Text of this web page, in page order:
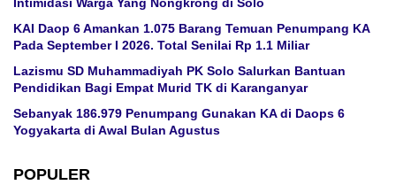
Intimidasi Warga Yang Nongkrong di Solo
KAI Daop 6 Amankan 1.075 Barang Temuan Penumpang KA
Pada September I 2026. Total Senilai Rp 1.1 Miliar
Lazismu SD Muhammadiyah PK Solo Salurkan Bantuan
Pendidikan Bagi Empat Murid TK di Karanganyar
Sebanyak 186.979 Penumpang Gunakan KA di Daops 6
Yogyakarta di Awal Bulan Agustus
POPULER